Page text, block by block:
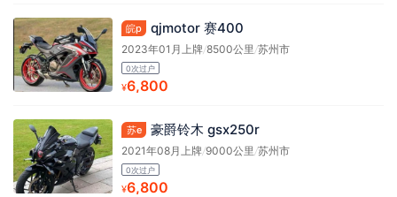
皖p qjmotor 赛400
2023年01月上牌/8500公里/苏州市
0次过户
¥6,800
苏e 豪爵铃木 gsx250r
2021年08月上牌/9000公里 /苏州市
0次过户
¥6,800